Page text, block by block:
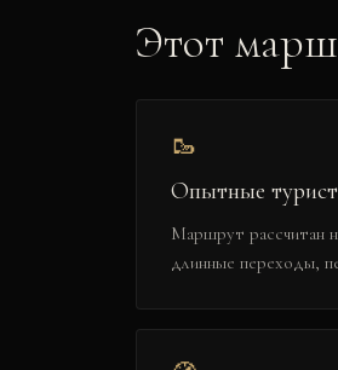
Этот
🥾
Опытные
Маршрут рассчитан
длинные переходы,